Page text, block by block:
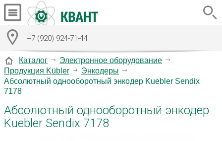
+7 (920) 924-71-44
Каталог
Электронное оборудование
Продукция Kübler
Энкодеры
Абсолютный однооборотный энкодер Kuebler Sendix
7178
Абсолютный однооборотный энкодер
Kuebler Sendix 7178